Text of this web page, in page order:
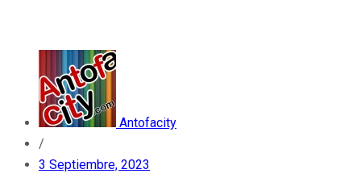
Antofacity
/
3 Septiembre, 2023